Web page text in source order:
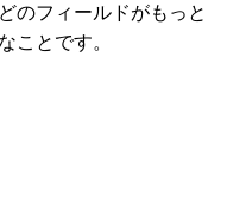
のフィールドがもっと
ことです。